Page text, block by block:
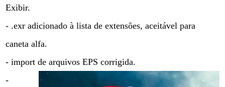
Exibir.
- .exr adicionado à lista de extensões, aceitável para
caneta alfa.
- import de arquivos EPS corrigida.
-